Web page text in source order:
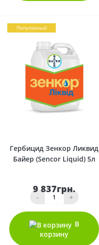
Популярный
Гербицид Зенкор Ликвид
Байер (Sencor Liquid) 5л
9 837грн.
- +
В
корзину